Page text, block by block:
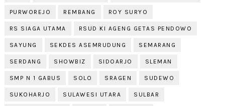
PURWOREJO REMBANG ROY SURYO
RS SIAGA UTAMA RSUD KI AGENG GETAS PENDOWO
SAYUNG SEKDES ASEMRUDUNG SEMARANG
SERDANG SHOWBIZ SIDOARJO SLEMAN
SMP N 1 GABUS SOLO SRAGEN SUDEWO
SUKOHARJO SULAWESI UTARA SULBAR